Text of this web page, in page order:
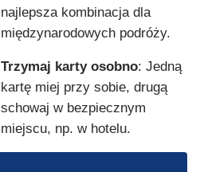
najlepsza kombinacja dla
międzynarodowych podróży.
Trzymaj karty osobno: Jedną
kartę miej przy sobie, drugą
schowaj w bezpiecznym
miejscu, np. w hotelu.